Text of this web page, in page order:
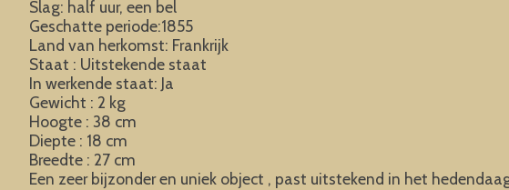
Slag: half uur, een bel
Geschatte periode:1855
Land van herkomst: Frankrijk
Staat : Uitstekende staat
In werkende staat: Ja
Gewicht : 2 kg
Hoogte : 38 cm
Diepte : 18 cm
Breedte : 27 cm
Een zeer bijzonder en uniek object , past uitstekend in het